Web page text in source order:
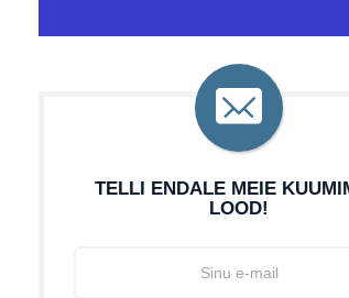
TELLI ENDALE MEIE
LOOD!